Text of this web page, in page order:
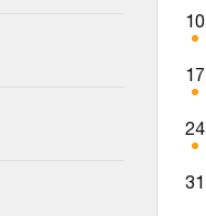
10
17
24
31